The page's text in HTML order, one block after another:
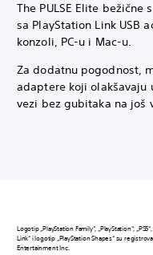
The PULSE Elite
sa PlayStation Link USB
konzoli, PC-u i Mac-u.
Za dodatnu pogodnost,
adaptere koji olakšavaju
vezi bez gubitaka na još
Logotip „PlayStation Family“, „PlayStation“,
Link“ i logotip „PlayStation Shapes“ su
Entertainment Inc.